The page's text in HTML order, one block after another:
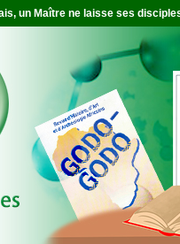
un Maître ne laisse ses